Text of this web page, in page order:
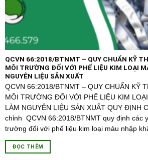
QCVN 66:2018/BTNMT – QUY CHUẨN KỸ
MÔI TRƯỜNG ĐỐI VỚI PHẾ LIỆU KIM LOẠI
NGUYÊN LIỆU SẢN XUẤT
QCVN 66:2018/BTNMT – QUY CHUẨN KỸ
MÔI TRƯỜNG ĐỐI VỚI PHẾ LIỆU KIM
LÀM NGUYÊN LIỆU SẢN XUẤT QUY ĐỊNH
chỉnh QCVN 66:2018/BTNMT quy định các
trường đối với phế liệu kim loại màu nhập
ĐỌC THÊM